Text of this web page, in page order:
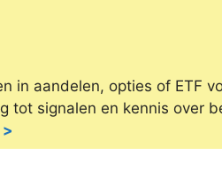
in aandelen, opties of ETF
tot signalen en kennis over